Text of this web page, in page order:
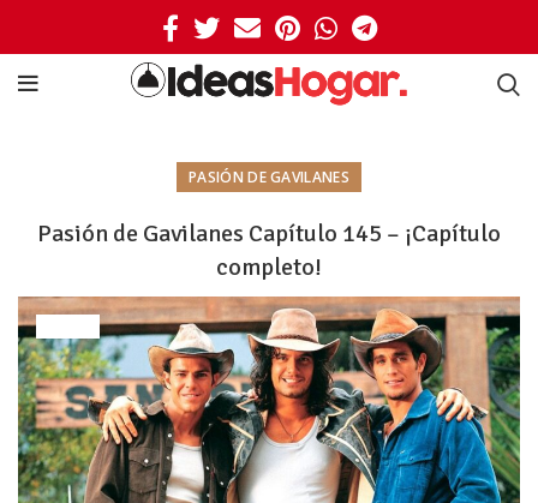
PASIÓN DE GAVILANES
Pasión de Gavilanes Capítulo 145 – ¡Capítulo
completo!